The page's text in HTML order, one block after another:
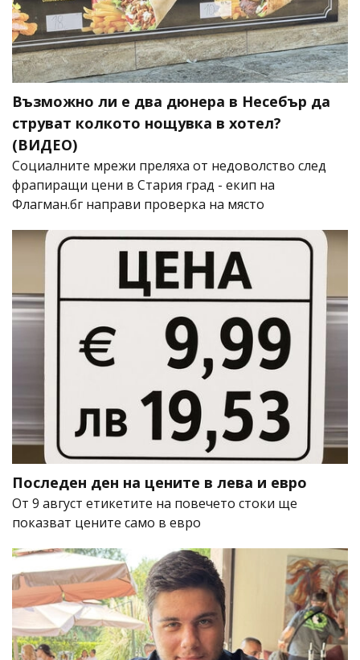
Възможно ли е два дюнера в Несебър да
струват колкото нощувка в хотел?
(ВИДЕО)
Социалните мрежи преляха от недоволство след
фрапиращи цени в Стария град - екип на
Флагман.бг направи проверка на място
Последен ден на цените в лева и евро
От 9 август етикетите на повечето стоки ще
показват цените само в евро